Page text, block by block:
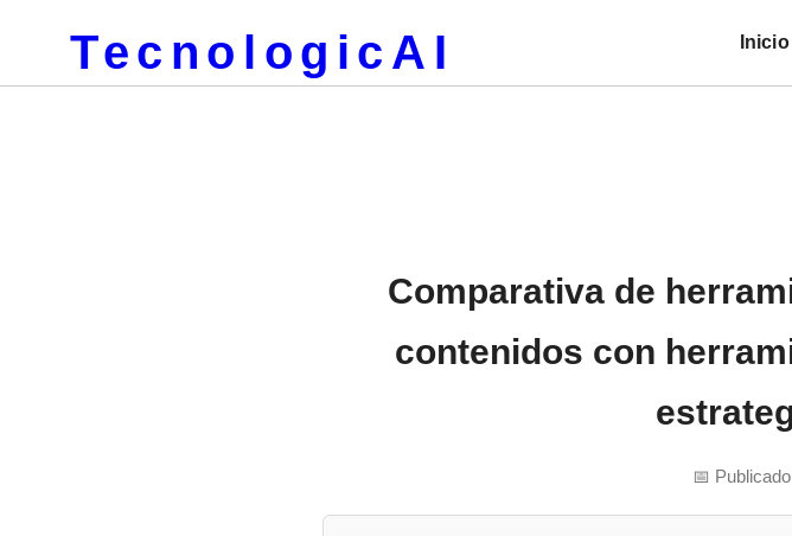
TecnologicAI Inicio
Comparativa de
contenidos con
📅